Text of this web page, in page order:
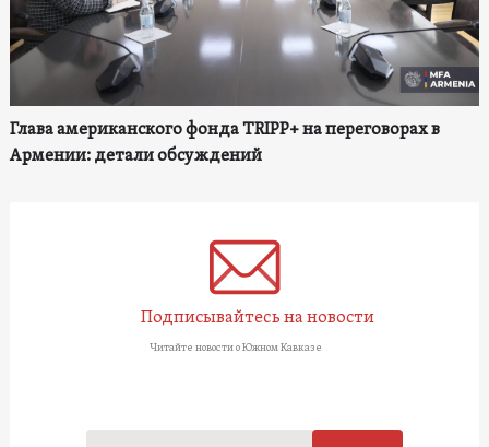
Глава американского фонда TRIPP+ на переговорах в
Армении: детали обсуждений
Подписывайтесь на новости
Читайте новости о Южном Кавказе